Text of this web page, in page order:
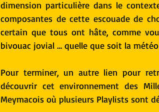
dimension particulière dans le
composantes de cette escouade de
certain que tous ont hâte, comme
bivouac jovial … quelle que soit la
Pour terminer, un autre lien pour
découvrir cet environnement des
Meymacois où plusieurs Playlists sont